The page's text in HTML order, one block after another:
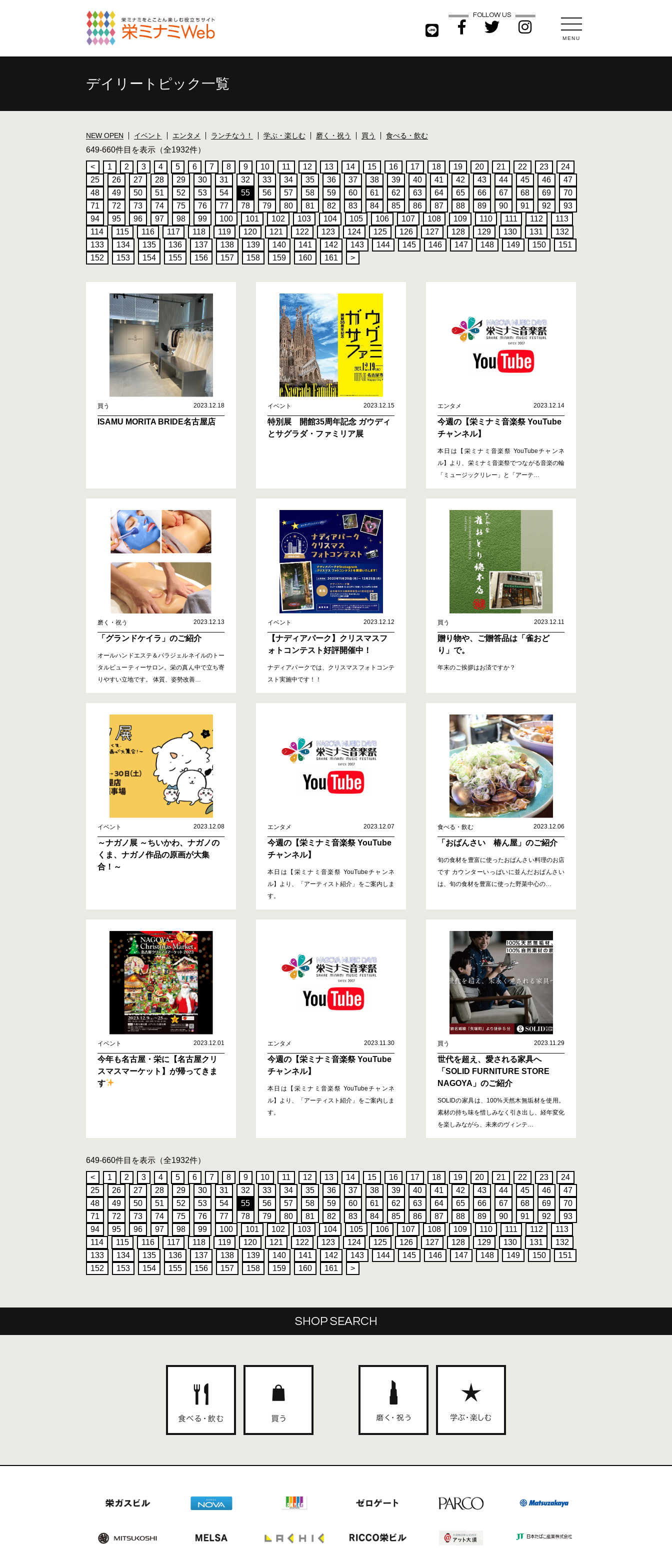
MENU
FOLLOW US
デイリートピック一覧
NEW OPEN イベント エンタメ ランチなう！ 学ぶ・楽しむ 磨く・祝う 買う 食べる・飲む
649-660件目を表示（全1932件）
<
1 2 3 4 5 6 7 8 9 10 11 12 13 14 15 16 17 18 19 20 21 22 23
24
25
26 27 28 29 30 31 32 33 34 35 36 37 38 39 40 41 42 43 44 45 46
47
48
49 50 51 52 53 54 55 56 57 58 59 60 61 62 63 64 65 66 67 68 69
70
71
72 73 74 75 76 77 78 79 80 81 82 83 84 85 86 87 88 89 90 91 92
93
94
95 96 97 98 99 100 101 102 103 104 105 106 107 108 109 110 111 112
113
114
115 116 117 118 119 120 121 122 123 124 125 126 127 128 129 130 131
132
133
134 135 136 137 138 139 140 141 142 143 144 145 146 147 148 149 150
151
152
153 154 155 156 157 158 159 160 161 >
買う 2023.12.18
ISAMU MORITA BRIDE名古屋店
イベント 2023.12.15
特別展 開館35周年記念 ガウディ
とサグラダ・ファミリア展
エンタメ 2023.12.14
今週の【栄ミナミ音楽祭 YouTube
チャンネル】
本日は【栄ミナミ音楽祭 YouTubeチャンネ
ル】より、栄ミナミ音楽祭でつながる音楽の輪
「ミュージックリレー」と「アーテ
磨く・祝う 2023.12.13
「グランドケイラ」のご紹介
オールハンドエステ＆パラジェルネイルのトー
タルビューティーサロン。栄の真ん中で立ち寄
りやすい立地です。 体質、姿勢改善
イベント 2023.12.12
【ナディアパーク】クリスマスフ
ォトコンテスト好評開催中！
ナディアパークでは、クリスマスフォトコンテ
スト実施中です！！
買う 2023.12.11
贈り物や、ご贈答品は「雀おど
り」で。
年末のご挨拶はお済ですか？
イベント 2023.12.08
～ナガノ展 ～ちいかわ、ナガノの
くま、ナガノ作品の原画が大集
合！～
エンタメ 2023.12.07
今週の【栄ミナミ音楽祭 YouTube
チャンネル】
本日は【栄ミナミ音楽祭 YouTubeチャンネ
ル】より、「アーティスト紹介」をご案内しま
す。
食べる・飲む 2023.12.06
「おばんさい 椿ん屋」のご紹介
旬の食材を豊富に使ったおばんさい料理のお店
です カウンターいっぱいに並んだおばんさい
は、旬の食材を豊富に使った野菜中心の
イベント 2023.12.01
今年も名古屋・栄に【名古屋クリ
スマスマーケット】が帰ってきま
す
エンタメ 2023.11.30
今週の【栄ミナミ音楽祭 YouTube
チャンネル】
本日は【栄ミナミ音楽祭 YouTubeチャンネ
ル】より、「アーティスト紹介」をご案内しま
す。
買う 2023.11.29
世代を超え、愛される家具へ
「SOLID FURNITURE STORE
NAGOYA」のご紹介
SOLIDの家具は、100%天然木無垢材を使用。
素材の持ち味を惜しみなく引き出し、経年変化
を楽しみながら、未来のヴィンテ
649-660件目を表示（全1932件）
<
1 2 3 4 5 6 7 8 9 10 11 12 13 14 15 16 17 18 19 20 21 22 23
24
25
26 27 28 29 30 31 32 33 34 35 36 37 38 39 40 41 42 43 44 45 46
47
48
49 50 51 52 53 54 55 56 57 58 59 60 61 62 63 64 65 66 67 68 69
70
71
72 73 74 75 76 77 78 79 80 81 82 83 84 85 86 87 88 89 90 91 92
93
94
95 96 97 98 99 100 101 102 103 104 105 106 107 108 109 110 111 112
113
114
115 116 117 118 119 120 121 122 123 124 125 126 127 128 129 130 131
132
133
134 135 136 137 138 139 140 141 142 143 144 145 146 147 148 149 150
151
152
153 154 155 156 157 158 159 160 161 >
SHOP SEARCH